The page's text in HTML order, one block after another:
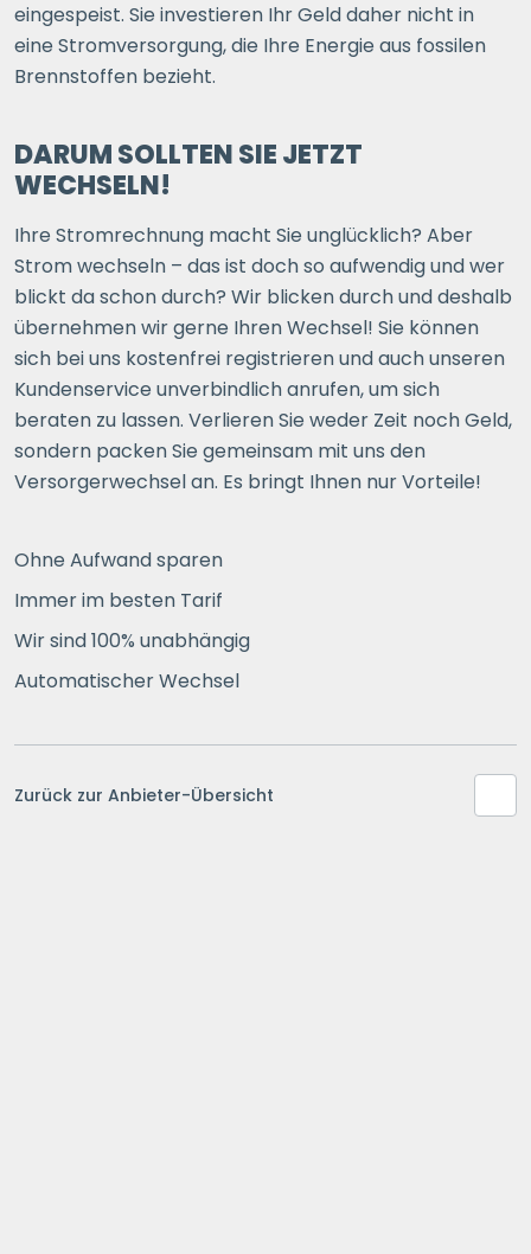
eingespeist. Sie investieren Ihr Geld daher nicht in
eine Stromversorgung, die Ihre Energie aus fossilen
Brennstoffen bezieht.
DARUM SOLLTEN SIE JETZT
WECHSELN!
Ihre Stromrechnung macht Sie unglücklich? Aber
Strom wechseln – das ist doch so aufwendig und wer
blickt da schon durch? Wir blicken durch und deshalb
übernehmen wir gerne Ihren Wechsel! Sie können
sich bei uns kostenfrei registrieren und auch unseren
Kundenservice unverbindlich anrufen, um sich
beraten zu lassen. Verlieren Sie weder Zeit noch Geld,
sondern packen Sie gemeinsam mit uns den
Versorgerwechsel an. Es bringt Ihnen nur Vorteile!
Ohne Aufwand sparen
Immer im besten Tarif
Wir sind 100% unabhängig
Automatischer Wechsel
Zurück zur Anbieter-Übersicht